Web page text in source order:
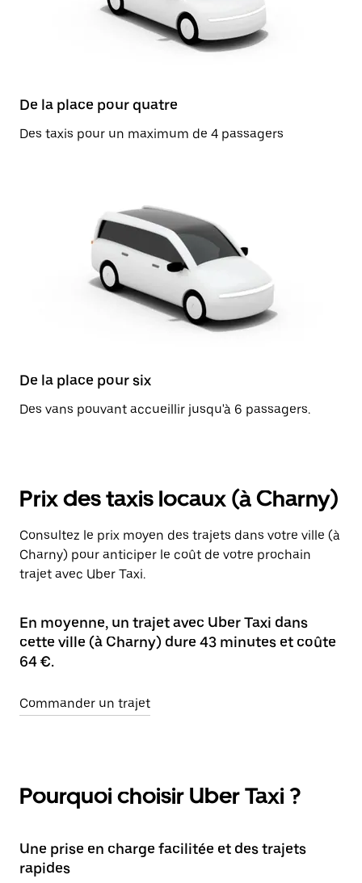
De la place pour quatre
Des taxis pour un maximum de 4 passagers
De la place pour six
Des vans pouvant accueillir jusqu'à 6 passagers.
Prix des taxis locaux (à Charny)
Consultez le prix moyen des trajets dans votre ville (à
Charny) pour anticiper le coût de votre prochain
trajet avec Uber Taxi.
En moyenne, un trajet avec Uber Taxi dans
cette ville (à Charny) dure 43 minutes et coûte
64 €.
Commander un trajet
Pourquoi choisir Uber Taxi ?
Une prise en charge facilitée et des trajets
rapides